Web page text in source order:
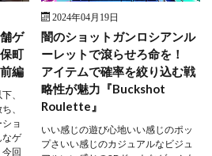
ゲ
町
編
、
、
ョ
なゲ
回
2024年04月19日
闇のショットガンロシアンル
ーレットで滾らせろ命を！
アイテムで確率を絞り込む戦
略性が魅力『Buckshot
Roulette』
いい感じの遊び心地いい感じのポッ
プさいい感じのカジュアルなビジュ